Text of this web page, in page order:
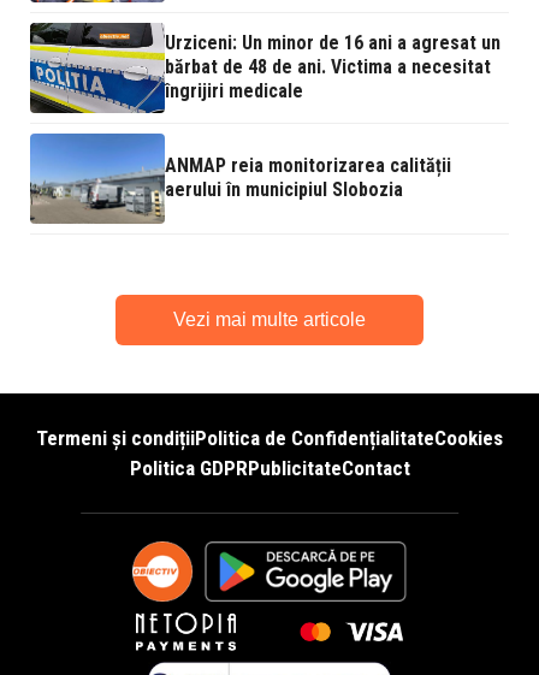
Urziceni: Un minor de 16 ani a agresat un
bărbat de 48 de ani. Victima a necesitat
îngrijiri medicale
ANMAP reia monitorizarea calității
aerului în municipiul Slobozia
Vezi mai multe articole
Termeni și condițiiPolitica de ConfidențialitateCookies
Politica GDPRPublicitateContact